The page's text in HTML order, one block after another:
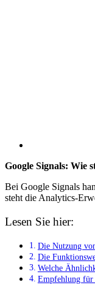
Google Signals: Wie
Bei Google Signals
steht die Analytics-
Lesen Sie hier:
Die Nutzung
Die
Welche
Empfehlung